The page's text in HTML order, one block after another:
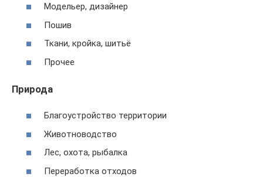
Модельер, дизайнер
Пошив
Ткани, кройка, шитьё
Прочее
Природа
Благоустройство территории
Животноводство
Лес, охота, рыбалка
Переработка отходов